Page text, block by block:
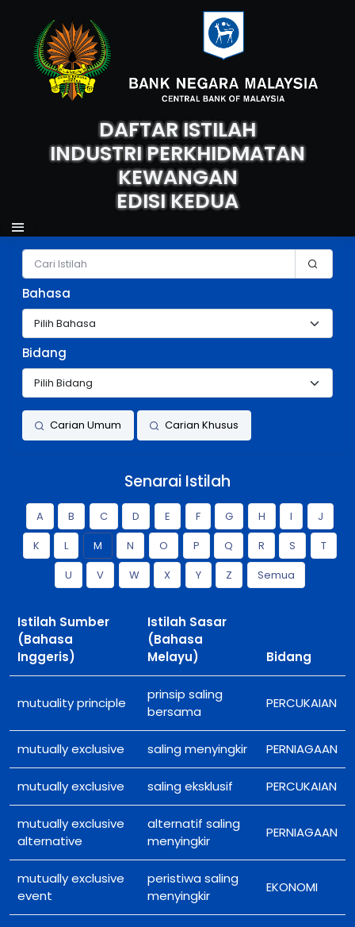
DAFTAR ISTILAH
INDUSTRI PERKHIDMATAN
KEWANGAN
EDISI KEDUA
Bahasa
Bidang
Carian Umum Carian Khusus
Senarai Istilah
A B C D E F G H I
J
K
L M N O P Q R S
T
U
V W X Y Z Semua
Istilah Sumber
(Bahasa
Inggeris)
Istilah Sasar
(Bahasa
Melayu)
Bidang
mutuality principle
prinsip saling
bersama
PERCUKAIAN
mutually exclusive saling menyingkir PERNIAGAAN
mutually exclusive saling eksklusif PERCUKAIAN
mutually exclusive
alternative
alternatif saling
menyingkir
PERNIAGAAN
mutually exclusive
event
peristiwa saling
menyingkir
EKONOMI